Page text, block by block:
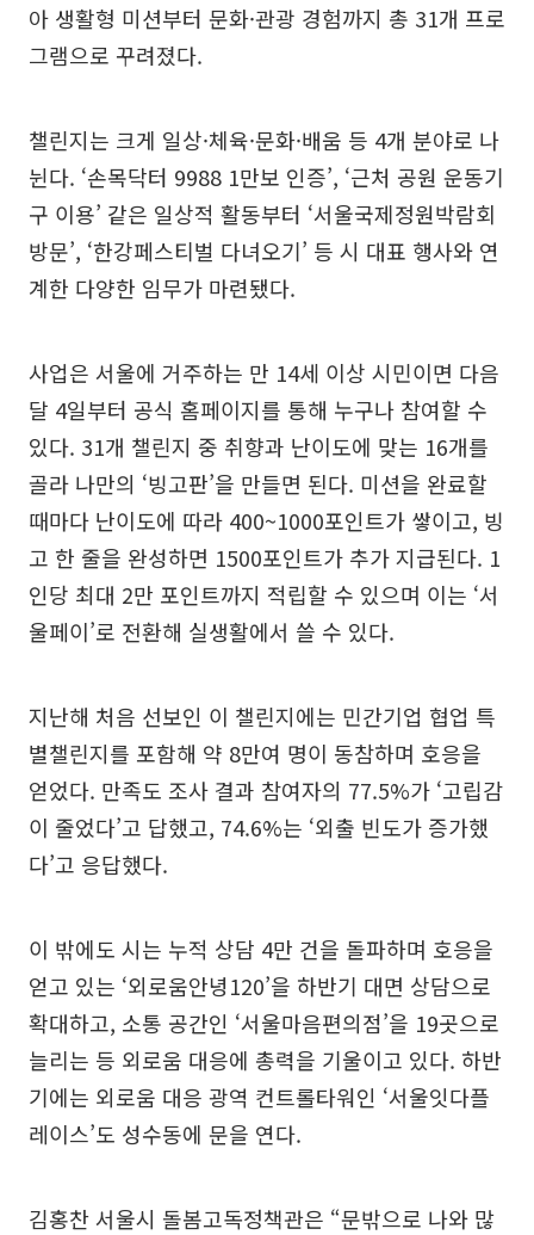
아 생활형 미션부터 문화·관광 경험까지 총 31개 프로
그램으로 꾸려졌다.
챌린지는 크게 일상·체육·문화·배움 등 4개 분야로 나
뉜다. ‘손목닥터 9988 1만보 인증’, ‘근처 공원 운동기
구 이용’ 같은 일상적 활동부터 ‘서울국제정원박람회
방문’, ‘한강페스티벌 다녀오기’ 등 시 대표 행사와 연
계한 다양한 임무가 마련됐다.
사업은 서울에 거주하는 만 14세 이상 시민이면 다음
달 4일부터 공식 홈페이지를 통해 누구나 참여할 수
있다. 31개 챌린지 중 취향과 난이도에 맞는 16개를
골라 나만의 ‘빙고판’을 만들면 된다. 미션을 완료할
때마다 난이도에 따라 400~1000포인트가 쌓이고, 빙
고 한 줄을 완성하면 1500포인트가 추가 지급된다. 1
인당 최대 2만 포인트까지 적립할 수 있으며 이는 ‘서
울페이’로 전환해 실생활에서 쓸 수 있다.
지난해 처음 선보인 이 챌린지에는 민간기업 협업 특
별챌린지를 포함해 약 8만여 명이 동참하며 호응을
얻었다. 만족도 조사 결과 참여자의 77.5%가 ‘고립감
이 줄었다’고 답했고, 74.6%는 ‘외출 빈도가 증가했
다’고 응답했다.
이 밖에도 시는 누적 상담 4만 건을 돌파하며 호응을
얻고 있는 ‘외로움안녕120’을 하반기 대면 상담으로
확대하고, 소통 공간인 ‘서울마음편의점’을 19곳으로
늘리는 등 외로움 대응에 총력을 기울이고 있다. 하반
기에는 외로움 대응 광역 컨트롤타워인 ‘서울잇다플
레이스’도 성수동에 문을 연다.
김홍찬 서울시 돌봄고독정책관은 “문밖으로 나와 많